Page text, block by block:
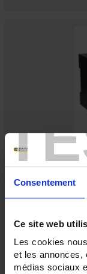
Consentement
Ce site web
Les cookies
et les annonces,
médias sociaux
Digitaler